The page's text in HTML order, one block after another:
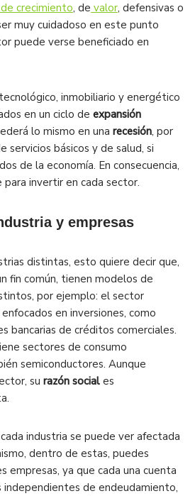
crecimiento, de valor, defensivas o
muy cuidadoso en este punto
puede verse beneficiado en
inmobiliario y energético
en un ciclo de expansión
lo mismo en una recesión, por
servicios básicos y de salud, si
de la economía. En consecuencia,
para invertir en cada sector.
y empresas
distintas, esto quiere decir que,
fin común, tienen modelos de
por ejemplo: el sector
en inversiones, como
bancarias de créditos comerciales.
sectores de consumo
semiconductores. Aunque
su razón social es
industria se puede ver afectada
dentro de estas, puedes
empresas, ya que cada una cuenta
independientes de endeudamiento,